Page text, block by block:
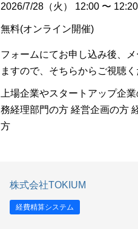
2026/7/28（火） 12:00 〜 12:20
無料(オンライン開催)
フォームにてお申し込み後、
ますので、そちらからご視聴く
上場企業やスタートアップ企
務経理部門の方 経営企画の方
方
株式会社TOKIUM
経費精算システム